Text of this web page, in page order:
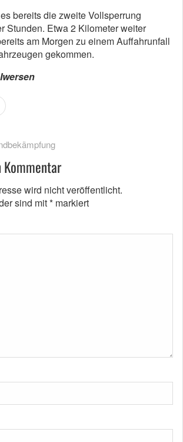
bereits die zweite Vollsperrung
Stunden. Etwa 2 Kilometer weiter
am Morgen zu einem Auffahrunfall
gekommen.
Kommentar
wird nicht veröffentlicht.
sind mit* markiert